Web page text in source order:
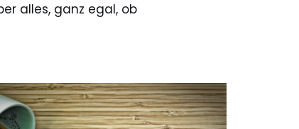
alles, ganz egal, ob